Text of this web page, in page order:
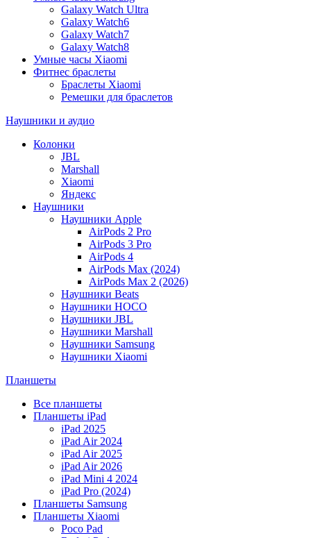
Galaxy Watch Ultra
Galaxy Watch6
Galaxy Watch7
Galaxy Watch8
Умные часы Xiaomi
Фитнес браслеты
Браслеты Xiaomi
Ремешки для браслетов
Наушники и аудио
Колонки
JBL
Marshall
Xiaomi
Яндекс
Наушники
Наушники Apple
AirPods 2 Pro
AirPods 3 Pro
AirPods 4
AirPods Max (2024)
AirPods Max 2 (2026)
Наушники Beats
Наушники HOCO
Наушники JBL
Наушники Marshall
Наушники Samsung
Наушники Xiaomi
Планшеты
Все планшеты
Планшеты iPad
iPad 2025
iPad Air 2024
iPad Air 2025
iPad Air 2026
iPad Mini 4 2024
iPad Pro (2024)
Планшеты Samsung
Планшеты Xiaomi
Poco Pad